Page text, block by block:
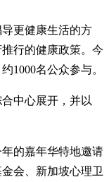
更健康生活的方
行的健康政策。今
1000名公众参与。
中心展开，并以
的嘉年华特地邀请
会、新加坡心理卫